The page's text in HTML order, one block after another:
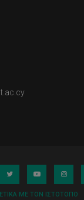
ΜΕ ΤΟΝ ΙΣΤΌΤΟΠΟ